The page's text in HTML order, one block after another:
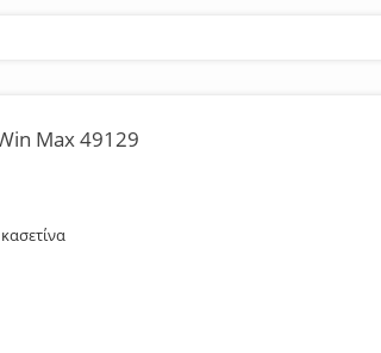
Max 49129